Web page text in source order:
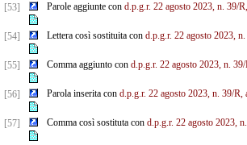
[53] Parole aggiunte con d.p.g.r. 22 agosto 2023, n. 39/
[54] Lettera così sostituita con d.p.g.r. 22 agosto 2023,
[55] Comma aggiunto con d.p.g.r. 22 agosto 2023, n.
[56] Parola inserita con d.p.g.r. 22 agosto 2023, n. 39/R,
[57] Comma così sostituta con d.p.g.r. 22 agosto 2023,